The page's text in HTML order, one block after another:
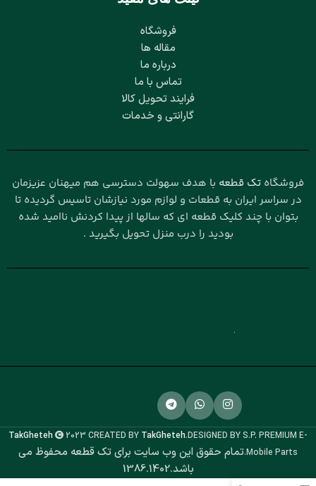
فروشگاه
مقاله ها
درباره ما
تماس با ما
فرایند تحویل کالا
گارانتی و خدمات
فروشگاه تک قطعه با هدف سهولت دسترسی هم میهنان عزیزمان
در سراسر ایران به قطعات و لوازم مورد نیازشان تاسیس گردیده تا
بتوان با چند کلیک قطعه ای که سالها از پیدا کردنش ناامید شده
بودید را درب منزل تحویل بگیرید .
TakGheteh 2023 CREATED BY TakGheteh.DESIGNED BY S.P. PREMIUM E-
Mobile Parts.تمام حقوق این وب سایت برای تک قطعه محفوظ می
باشد.1386.1402